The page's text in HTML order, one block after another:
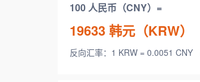
100 人民币（CNY）=
19633韩元（KRW）
反向汇率：1 KRW = 0.0051 CNY